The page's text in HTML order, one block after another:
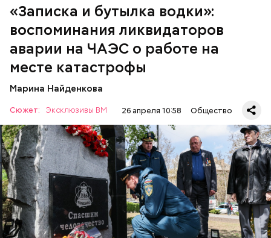
«Записка и бутылка водки»:
воспоминания ликвидаторов
аварии на ЧАЭС о работе на
месте катастрофы
Марина Найденкова
Сюжет: Эксклюзивы ВМ 26 апреля 10:58 Общество
Специалист гражданской обороны Московского
авиацентра Владимир Макеев в 1986 году служил в
Киеве в отдельном механизированном полку
гражданской обороны. На тот момент, когда
произошла авария на Чернобыльской атомной
станции, ему было 26 лет.
транспорт. Привезли в полк. Построились. Сказали,
что произошло. Создали мобильный отряд. Через
несколько часов мы направились в сторону
Чернобыля, — вспоминает Макеев.
АВАРИИ ЧЕРНОБЫЛЬ ИСТОРИЯ
А еще, удержав меч палача, святой Николай спас от
смерти трех мужей, невинно осужденных
корыстолюбивым градоначальником.